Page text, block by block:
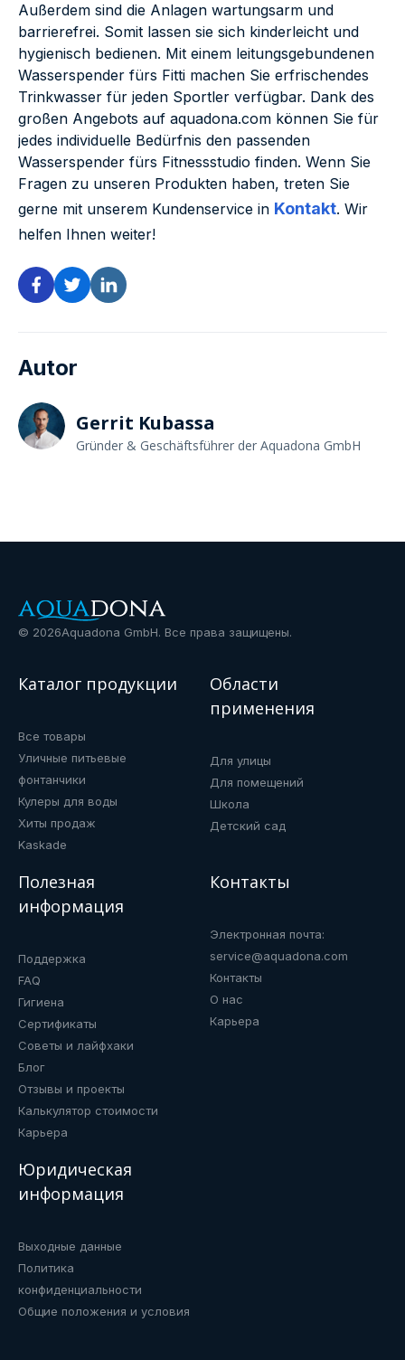
Außerdem sind die Anlagen wartungsarm und
barrierefrei. Somit lassen sie sich kinderleicht und
hygienisch bedienen. Mit einem leitungsgebundenen
Wasserspender fürs Fitti machen Sie erfrischendes
Trinkwasser für jeden Sportler verfügbar. Dank des
großen Angebots auf aquadona.com können Sie für
jedes individuelle Bedürfnis den passenden
Wasserspender fürs Fitnessstudio finden. Wenn Sie
Fragen zu unseren Produkten haben, treten Sie
gerne mit unserem Kundenservice in Kontakt. Wir
helfen Ihnen weiter!
Autor
Gerrit Kubassa
Gründer & Geschäftsführer der Aquadona GmbH
© 2026Aquadona GmbH. Все права защищены.
Каталог продукции
Все товары
Уличные питьевые
фонтанчики
Кулеры для воды
Хиты продаж
Kaskade
Области
применения
Для улицы
Для помещений
Школа
Детский сад
Полезная
информация
Поддержка
FAQ
Гигиена
Сертификаты
Советы и лайфхаки
Блог
Отзывы и проекты
Калькулятор стоимости
Карьера
Контакты
Электронная почта:
service@aquadona.com
Контакты
О нас
Карьера
Юридическая
информация
Выходные данные
Политика
конфиденциальности
Общие положения и условия